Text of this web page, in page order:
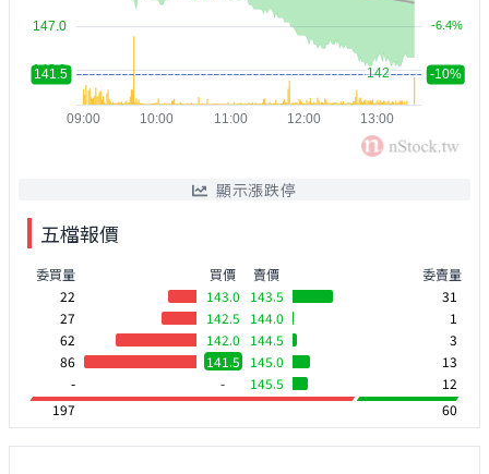
顯示漲跌停
五檔報價
委買量
買價
22
143.0
27
142.5
62
142.0
86
141.5
-
-
賣價
委賣量
143.5
31
144.0
1
144.5
3
145.0
13
145.5
12
197
60